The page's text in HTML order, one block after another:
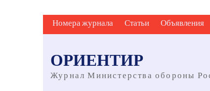
Skip
to
Номера журнала Статьи Объявления
ОРИЕНТИР
Журнал Министерства обороны